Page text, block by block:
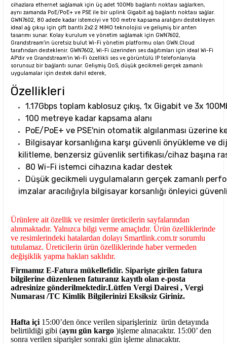
cihazlara ethernet sağlamak için üç adet 100Mb bağlantı noktası sağlarken,
aynı zamanda PoE/PoE+ ve PSE ile bir uplink Gigabit ağ bağlantı noktası sağlar.
GWN7602, 80 adede kadar istemciyi ve 100 metre kapsama aralığını destekleyen
ideal ağ çıkışı için çift bantlı 2x2:2 MIMO teknolojisi ve gelişmiş bir anten
tasarımı sunar. Kolay kurulum ve yönetim sağlamak için GWN7602,
Grandstream'in ücretsiz bulut Wi-Fi yönetim platformu olan GWN.Cloud
tarafından desteklenir. GWN7602, Wi-Fi üzerinden ses dağıtımları için ideal Wi-Fi
AP'dir ve Grandstream'in Wi-Fi özellikli ses ve görüntülü IP telefonlarıyla
sorunsuz bir bağlantı sunar. Gelişmiş QoS, düşük gecikmeli gerçek zamanlı
uygulamalar için destek dahil ederek,
Özellikleri
1.17Gbps toplam kablosuz çıkış, 1x Gigabit ve 3x
100 metreye kadar kapsama alanı
PoE/PoE+ ve PSE'nin otomatik algılanması üzerine
Bilgisayar korsanlığına karşı güvenli önyükleme ve
kilitleme, benzersiz güvenlik sertifikası/cihaz başına
80 Wi-Fi istemci cihazına kadar destek
Düşük gecikmeli uygulamaların gerçek zamanlı
imzalar aracılığıyla bilgisayar korsanlığı önleyici
Ürünlere ait özellik ve resimler üreticilerin sayfalarından
alınmaktadır. Yalnızca bilgi verme amaçlıdır. Ürün özelliklerinde
ve resimlerindeki hatalardan dolayı Smartlink.com.tr sorumlu
tutulamaz. Üreticilerin ürün özelliklerinde haber vermeden
değişiklik yapma hakları saklıdır.
Firmamız E-Fatura mükellefidir. Siparişte girilen fatura
bilgilerine düzenlenen faturanız kayıtlı olan e-posta
adresinize gönderilmektedir.Lütfen Vergi Dairesi , Vergi
Numarası /TC Kimlik Bilgilerinizi Eksiksiz Giriniz.
Hafta içi 15:00’den önce verilen siparişleriniz ürün detayında
belirtildiği gibi (aynı gün kargo )işleme alınacaktır. 15:00’ den
sonra verilen siparişler sonraki gün işleme alınacaktır.